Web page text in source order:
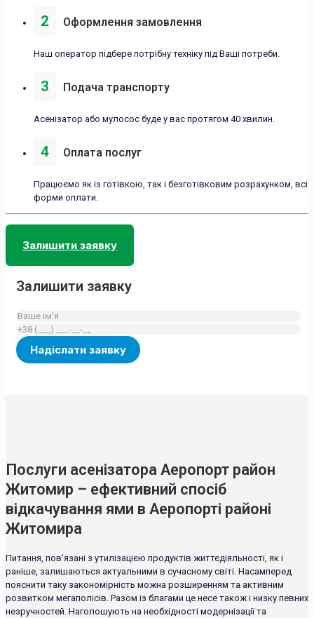
2 Оформлення замовлення
Наш оператор підбере потрібну техніку під Ваші потреби.
3 Подача транспорту
Асенізатор або мулосос буде у вас протягом 40 хвилин.
4 Оплата послуг
Працюємо як із готівкою, так і безготівковим розрахунком, всі
форми оплати.
Залишити заявку
Залишити заявку
Послуги асенізатора Аеропорт район
Житомир – ефективний спосіб
відкачування ями в Аеропорті районі
Житомира
Питання, пов'язані з утилізацією продуктів життєдіяльності, як і
раніше, залишаються актуальними в сучасному світі. Насамперед
пояснити таку закономірність можна розширенням та активним
розвитком мегаполісів. Разом із благами це несе також і низку певних
незручностей. Наголошують на необхідності модернізації та